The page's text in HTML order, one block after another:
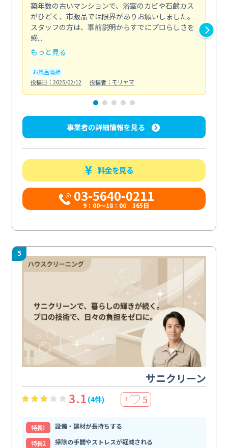
築年数の古いマンションで、浴室のカビや石鹸カス
がひどく、市販品では限界がありお願いしました。
スタッフの方は、事前説明からすでにプロらしさを
感...
もっと見る
お風呂清掃
投稿日：2025/02/12
投稿者：モリヤマ
事業者の詳細情報を見る
料金を見る
03-5640-0211
9：00～18：00 365日
5
サニクリーン
3.1 (4件) ＋ 5
特⻑1
設備・建材が長持ちする
特⻑2
掃除の手間やストレスが軽減される